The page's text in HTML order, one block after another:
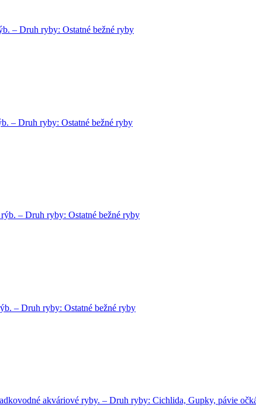
– Druh ryby: Ostatné bežné ryby
– Druh ryby: Ostatné bežné ryby
– Druh ryby: Ostatné bežné ryby
– Druh ryby: Ostatné bežné ryby
akváriové ryby. – Druh ryby: Cichlida, Gupky, pávie